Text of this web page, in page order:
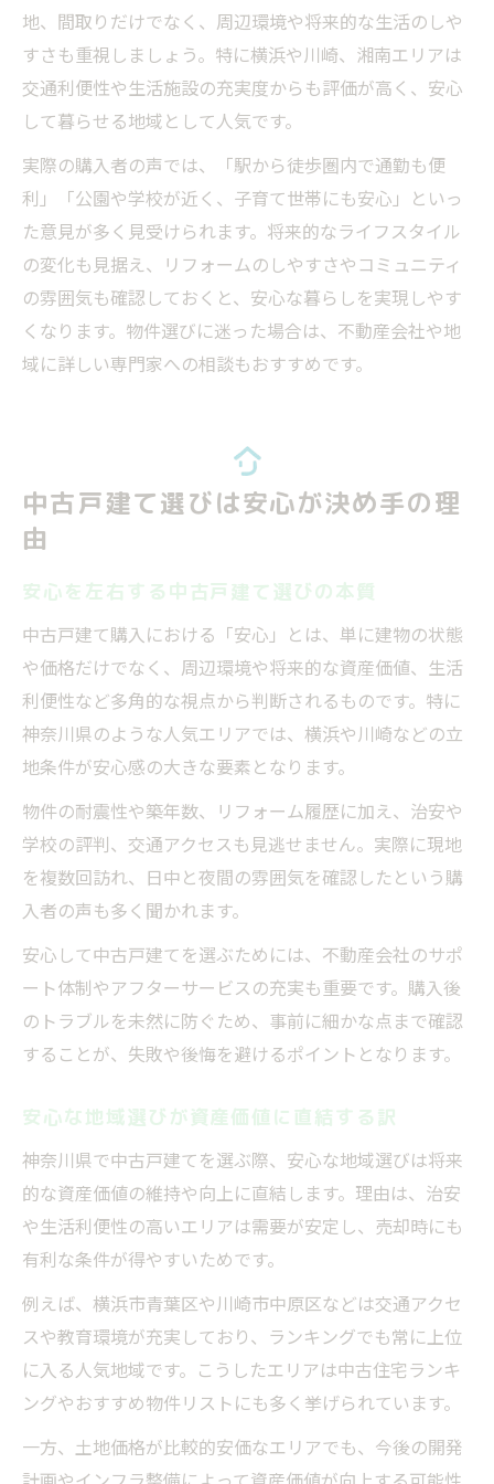
地、間取りだけでなく、周辺環境や将来的な生活のしや
すさも重視しましょう。特に横浜や川崎、湘南エリアは
交通利便性や生活施設の充実度からも評価が高く、安心
して暮らせる地域として人気です。
実際の購入者の声では、「駅から徒歩圏内で通勤も便
利」「公園や学校が近く、子育て世帯にも安心」といっ
た意見が多く見受けられます。将来的なライフスタイル
の変化も見据え、リフォームのしやすさやコミュニティ
の雰囲気も確認しておくと、安心な暮らしを実現しやす
くなります。物件選びに迷った場合は、不動産会社や地
域に詳しい専門家への相談もおすすめです。
中古戸建て選びは安心が決め手の理
由
安心を左右する中古戸建て選びの本質
中古戸建て購入における「安心」とは、単に建物の状態
や価格だけでなく、周辺環境や将来的な資産価値、生活
利便性など多角的な視点から判断されるものです。特に
神奈川県のような人気エリアでは、横浜や川崎などの立
地条件が安心感の大きな要素となります。
物件の耐震性や築年数、リフォーム履歴に加え、治安や
学校の評判、交通アクセスも見逃せません。実際に現地
を複数回訪れ、日中と夜間の雰囲気を確認したという購
入者の声も多く聞かれます。
安心して中古戸建てを選ぶためには、不動産会社のサポ
ート体制やアフターサービスの充実も重要です。購入後
のトラブルを未然に防ぐため、事前に細かな点まで確認
することが、失敗や後悔を避けるポイントとなります。
安心な地域選びが資産価値に直結する訳
神奈川県で中古戸建てを選ぶ際、安心な地域選びは将来
的な資産価値の維持や向上に直結します。理由は、治安
や生活利便性の高いエリアは需要が安定し、売却時にも
有利な条件が得やすいためです。
例えば、横浜市青葉区や川崎市中原区などは交通アクセ
スや教育環境が充実しており、ランキングでも常に上位
に入る人気地域です。こうしたエリアは中古住宅ランキ
ングやおすすめ物件リストにも多く挙げられています。
一方、土地価格が比較的安価なエリアでも、今後の開発